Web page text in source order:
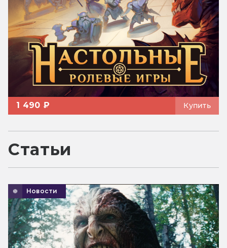
1 490 ₽ Купить
Статьи
Новости